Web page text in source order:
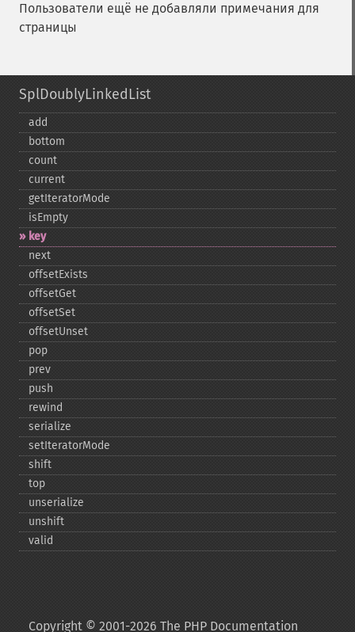
Пользователи ещё не добавляли примечания для
страницы
SplDoublyLinkedList
add
bottom
count
current
getIteratorMode
isEmpty
key
next
offsetExists
offsetGet
offsetSet
offsetUnset
pop
prev
push
rewind
serialize
setIteratorMode
shift
top
unserialize
unshift
valid
Copyright © 2001-2026 The PHP Documentation